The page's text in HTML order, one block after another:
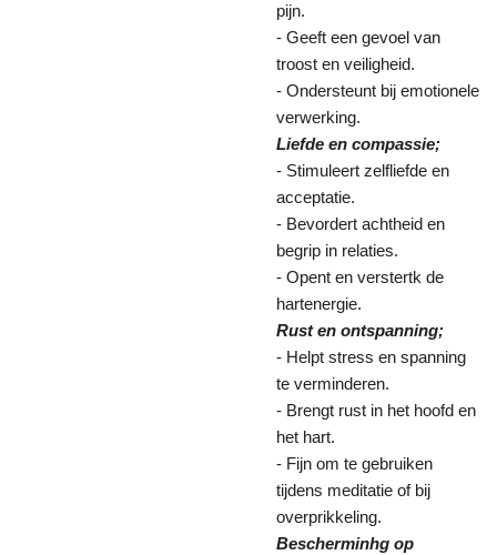
pijn.
- Geeft een gevoel van
troost en veiligheid.
- Ondersteunt bij emotionele
verwerking.
Liefde en compassie;
- Stimuleert zelfliefde en
acceptatie.
- Bevordert achtheid en
begrip in relaties.
- Opent en verstertk de
hartenergie.
Rust en ontspanning;
- Helpt stress en spanning
te verminderen.
- Brengt rust in het hoofd en
het hart.
- Fijn om te gebruiken
tijdens meditatie of bij
overprikkeling.
Bescherminhg op